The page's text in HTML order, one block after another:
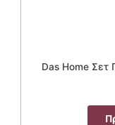
Das Home